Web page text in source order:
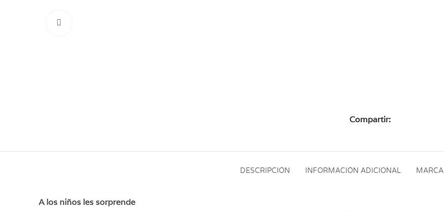
Compartir:
DESCRIPCIÓN INFORMACIÓN ADICIONAL MARCA
A los niños les sorprende